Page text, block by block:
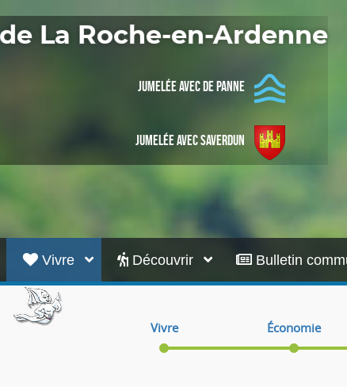
La Roche-en-Ardenne
Jumelée avec De Panne
Jumelée avec Saverdun
Vivre Découvrir Bulletin
Vivre Économie